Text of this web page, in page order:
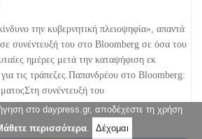
την κυβερνητική πλειοψηφία», απαντά
συνέντευξή του στο Bloomberg σε όσα του
ημέρες μετά την καταψήφιση εκ
τις τράπεζες.Παπανδρέου στο Bloomberg:
συνέντευξή του
Τρίτη 01.04.2014
στο daypress.gr, αποδέχεστε τη χρήση
περισσότερα.